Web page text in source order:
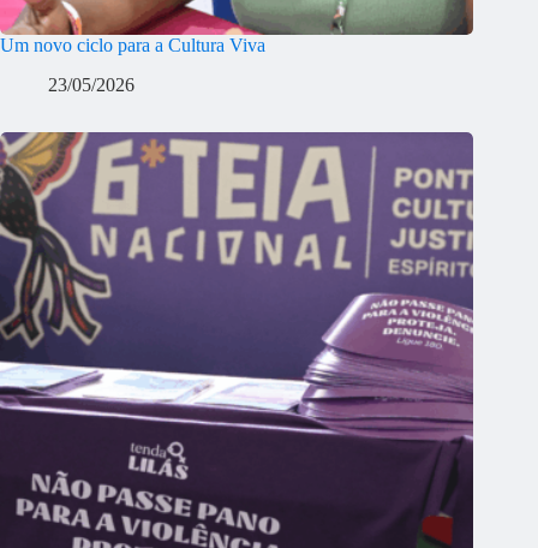
Um novo ciclo para a Cultura Viva
23/05/2026